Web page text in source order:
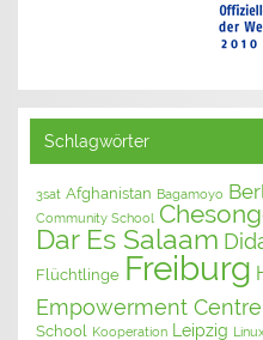
Schlagwörter
3sat Afghanistan Bagamoyo
Community School
Dar Es Salaam
Flüchtlinge Freiburg
Empowerment Centre
School
Kooperation Leipzig